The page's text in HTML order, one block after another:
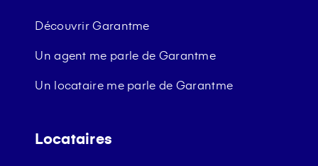
Découvrir Garantme
Un agent me parle de Garantme
Un locataire me parle de Garantme
Locataires